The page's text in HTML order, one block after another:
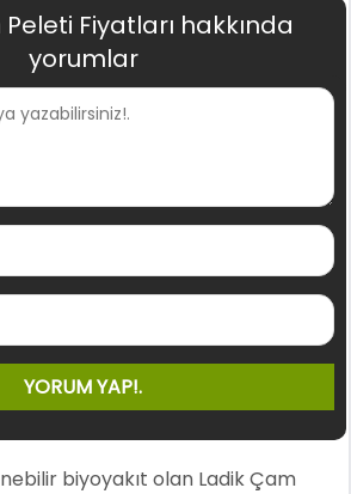
Fiyatları hakkında
yorumlar
biyoyakıt olan Ladik Çam